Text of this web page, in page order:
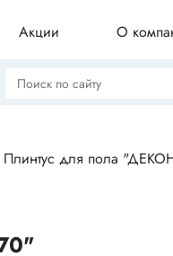
Акции О
Плинтус для пола